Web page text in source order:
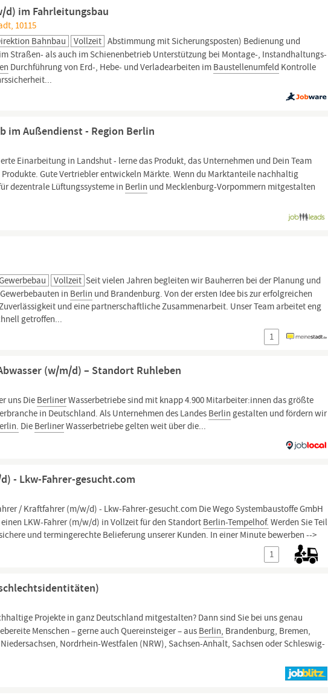
d) im Fahrleitungsbau
10115
Bahnbau
Vollzeit Abstimmung mit Sicherungsposten) Bedienung und
Straßen- als auch im Schienenbetrieb Unterstützung bei Montage-, Instandhaltungs-
Durchführung von Erd-, Hebe- und Verladearbeiten im Baustellenumfeld Kontrolle
im Außendienst - Region Berlin
Einarbeitung in Landshut - lerne das Produkt, das Unternehmen und Dein Team
Produkte. Gute Vertriebler entwickeln Märkte. Wenn du Marktanteile nachhaltig
dezentrale Lüftungssysteme in Berlin und Mecklenburg-Vorpommern mitgestalten
Vollzeit Seit vielen Jahren begleiten wir Bauherren bei der Planung und
in Berlin und Brandenburg. Von der ersten Idee bis zur erfolgreichen
und eine partnerschaftliche Zusammenarbeit. Unser Team arbeitet eng
getroffen...
1
(w/m/d) – Standort Ruhleben
uns Die BerlinerWasserbetriebe sind mit knapp 4.900 Mitarbeiter:innen das größte
in Deutschland. Als Unternehmen des Landes Berlin gestalten und fördern wir
Die BerlinerWasserbetriebe gelten weit über die...
- Lkw-Fahrer-gesucht.com
/ Kraftfahrer (m/w/d) - Lkw-Fahrer-gesucht.com Die Wego Systembaustoffe GmbH
LKW-Fahrer (m/w/d) in Vollzeit für den Standort Berlin-Tempelhof. Werden Sie Teil
und termingerechte Belieferung unserer Kunden. In einer Minute bewerben -->
1
Projekte in ganz Deutschland mitgestalten? Dann sind Sie bei uns genau
Menschen – gerne auch Quereinsteiger – aus Berlin, Brandenburg, Bremen,
Nordrhein-Westfalen (NRW), Sachsen-Anhalt, Sachsen oder Schleswig-